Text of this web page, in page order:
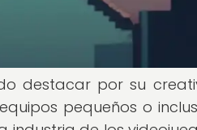
destacar por su
pequeños o